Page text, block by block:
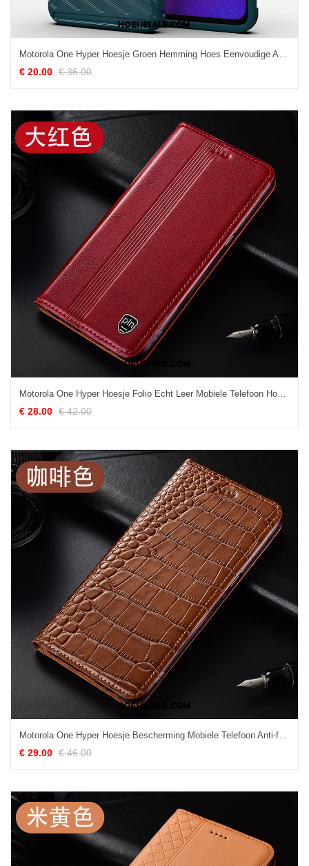
Motorola One Hyper Hoesje Groen Hemming Hoes Eenvoudige Anti-fall Goedkoop
€ 20.00 € 36.00
€ 28.00 € 42.00
Motorola One Hyper Hoesje Bescherming Mobiele Telefoon Anti-fall Leren Etui Bruin Kopen
€ 29.00 € 46.00